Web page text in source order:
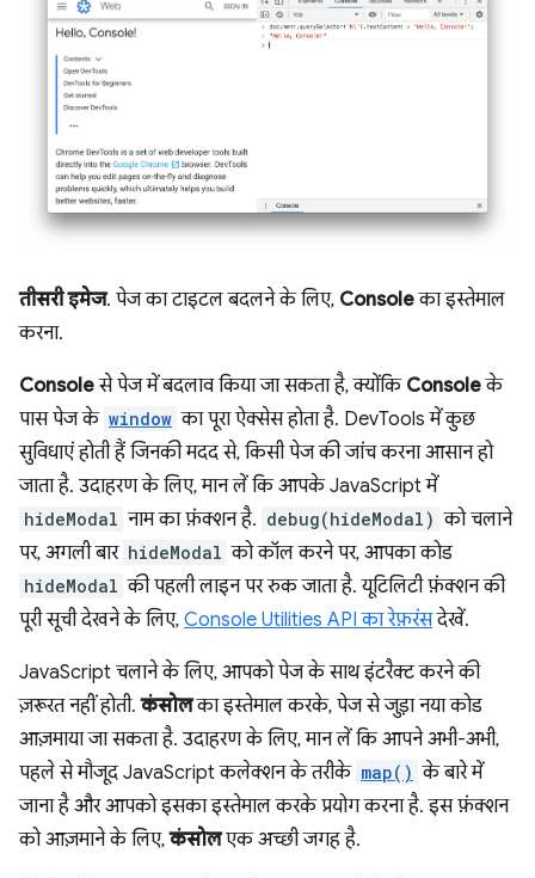
तीसरी इमेज. पेज का टाइटल बदलने के लिए, Consoleका इस्तेमाल
करना.
Consoleसे पेज में बदलाव किया जा सकता है, क्योंकि Consoleके
पास पेज के window का पूरा ऐक्सेस होता है. DevTools में कुछ
सुविधाएं होती हैं जिनकी मदद से, किसी पेज की जांच करना आसान हो
जाता है. उदाहरण के लिए, मान लें कि आपके JavaScript में
hideModal नाम का फ़ंक्शन है. debug(hideModal) को चलाने
पर, अगली बार hideModal को कॉल करने पर, आपका कोड
hideModal की पहली लाइन पर रुक जाता है. यूटिलिटी फ़ंक्शन की
पूरी सूची देखने के लिए, Console Utilities API का रेफ़रंसदेखें.
JavaScript चलाने के लिए, आपको पेज के साथ इंटरैक्ट करने की
ज़रूरत नहीं होती.कंसोलका इस्तेमाल करके, पेज से जुड़ा नया कोड
आज़माया जा सकता है. उदाहरण के लिए, मान लें कि आपने अभी-अभी,
पहले से मौजूद JavaScript कलेक्शन के तरीके map() के बारे में
जाना है और आपको इसका इस्तेमाल करके प्रयोग करना है. इस फ़ंक्शन
को आज़माने के लिए,कंसोलएक अच्छी जगह है.